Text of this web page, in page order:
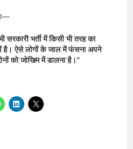
सरकारी भर्ती में किसी भी तरह का
है। ऐसे लोगों के जाल में फंसना अपने
को जोखिम में डालना है।”